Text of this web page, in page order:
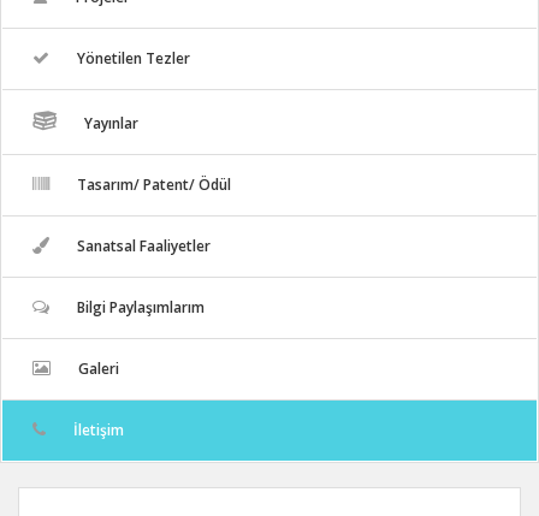
Yönetilen Tezler
Yayınlar
Tasarım/ Patent/ Ödül
Sanatsal Faaliyetler
Bilgi Paylaşımlarım
Galeri
İletişim